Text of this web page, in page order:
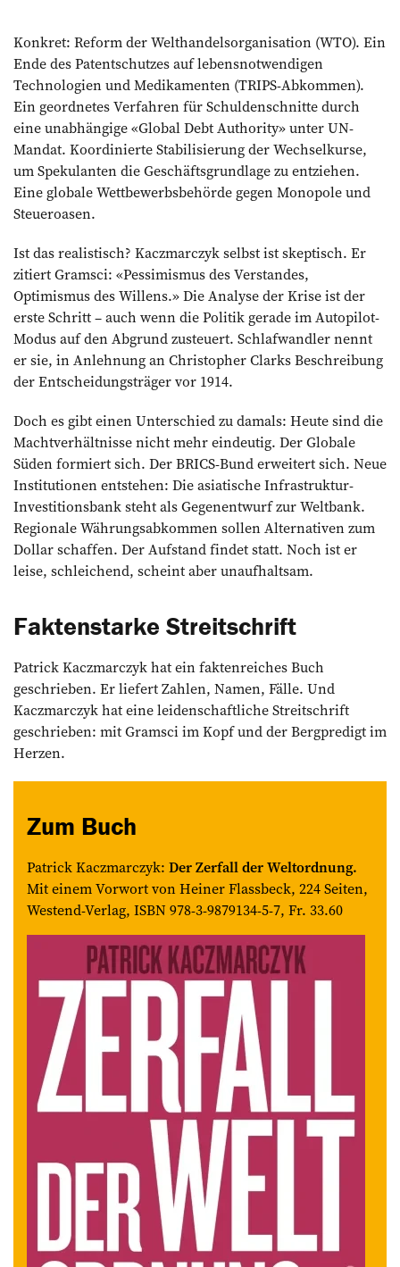
Konkret: Reform der Welthandelsorganisation (WTO). Ein
Ende des Patentschutzes auf lebensnotwendigen
Technologien und Medikamenten (TRIPS-Abkommen).
Ein geordnetes Verfahren für Schuldenschnitte durch
eine unabhängige «Global Debt Authority» unter UN-
Mandat. Koordinierte Stabilisierung der Wechselkurse,
um Spekulanten die Geschäftsgrundlage zu entziehen.
Eine globale Wettbewerbsbehörde gegen Monopole und
Steueroasen.
Ist das realistisch? Kaczmarczyk selbst ist skeptisch. Er
zitiert Gramsci: «Pessimismus des Verstandes,
Optimismus des Willens.» Die Analyse der Krise ist der
erste Schritt – auch wenn die Politik gerade im Autopilot-
Modus auf den Abgrund zusteuert. Schlafwandler nennt
er sie, in Anlehnung an Christopher Clarks Beschreibung
der Entscheidungsträger vor 1914.
Doch es gibt einen Unterschied zu damals: Heute sind die
Machtverhältnisse nicht mehr eindeutig. Der Globale
Süden formiert sich. Der BRICS-Bund erweitert sich. Neue
Institutionen entstehen: Die asiatische Infrastruktur-
Investitionsbank steht als Gegenentwurf zur Weltbank.
Regionale Währungsabkommen sollen Alternativen zum
Dollar schaffen. Der Aufstand findet statt. Noch ist er
leise, schleichend, scheint aber unaufhaltsam.
Faktenstarke Streitschrift
Patrick Kaczmarczyk hat ein faktenreiches Buch
geschrieben. Er liefert Zahlen, Namen, Fälle. Und
Kaczmarczyk hat eine leidenschaftliche Streitschrift
geschrieben: mit Gramsci im Kopf und der Bergpredigt im
Herzen.
Zum Buch
Patrick Kaczmarczyk: Der Zerfall der Weltordnung.
Mit einem Vorwort von Heiner Flassbeck, 224 Seiten,
Westend-Verlag, ISBN 978-3-9879134-5-7, Fr. 33.60